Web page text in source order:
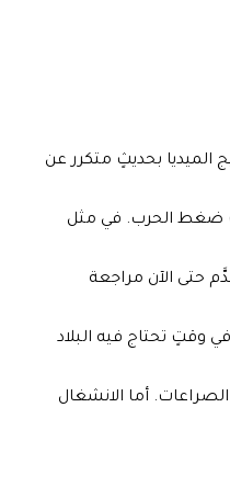
الميديا بحديثٍ متكرر عن
ضغط الحرب. في مثل
حتى الآن مراجعة
وقتٍ تحتاج فيه البلاد
أما الانشغال